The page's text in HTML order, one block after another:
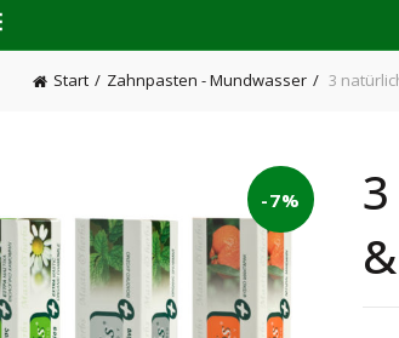
Start Zahnpasten - Mundwasser 3
-7%